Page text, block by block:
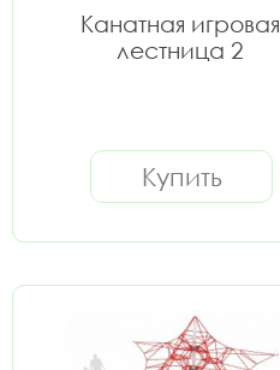
Канатная игровая
лестница 2
Купить